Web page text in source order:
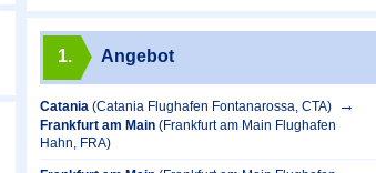
1. Angebot
Catania (Catania Flughafen Fontanarossa, CTA)
Frankfurt am Main (Frankfurt am Main Flughafen
Hahn, FRA)